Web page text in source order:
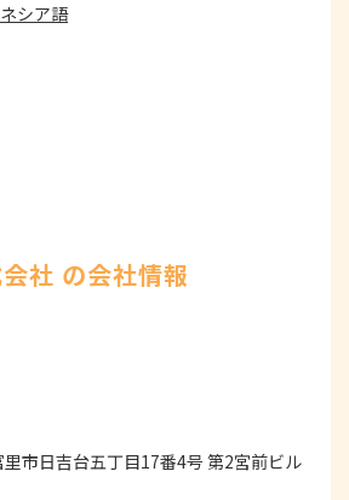
シア語
社 の会社情報
市日吉台五丁目17番4号 第2宮前ビル